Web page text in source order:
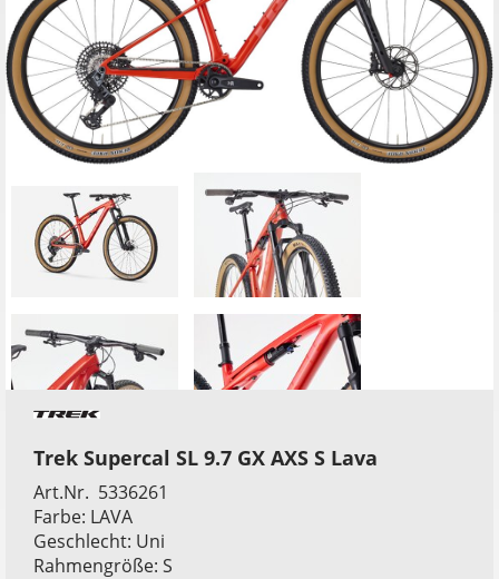
Trek Supercal SL 9.7 GX AXS S Lava
Art.Nr. 5336261
Farbe: LAVA
Geschlecht: Uni
Rahmengröße: S